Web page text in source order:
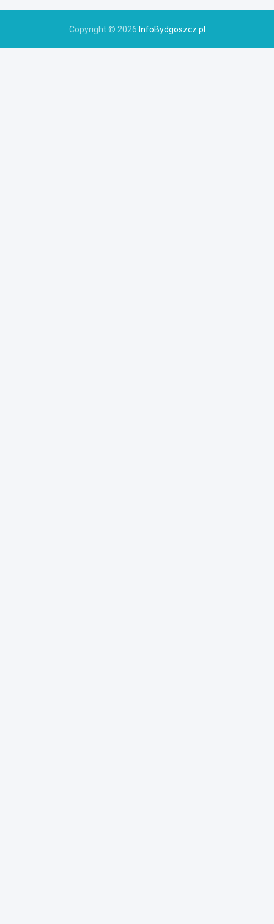
Copyright © 2026 InfoBydgoszcz.pl